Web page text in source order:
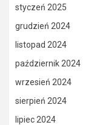
styczeń 2025
grudzień 2024
listopad 2024
październik 2024
wrzesień 2024
sierpień 2024
lipiec 2024